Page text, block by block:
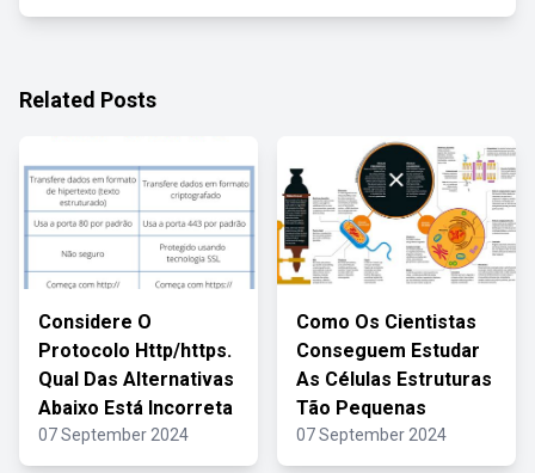
Related Posts
Considere O
Protocolo Http/https.
Qual Das Alternativas
Abaixo Está Incorreta
07 September 2024
Como Os Cientistas
Conseguem Estudar
As Células Estruturas
Tão Pequenas
07 September 2024